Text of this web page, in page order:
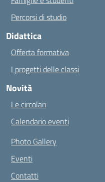
Percorsi di studio
Didattica
Offerta formativa
I progetti delle classi
Novità
Le circolari
Calendario eventi
Photo Gallery
Eventi
Contatti